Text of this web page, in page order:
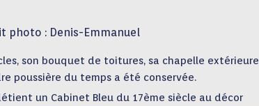
photo : Denis-Emmanuel
son bouquet de toitures, sa chapelle
poussière du temps a été conservée.
un Cabinet Bleu du 17ème siècle au décor